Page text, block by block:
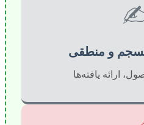
ارائه یافته‌ها